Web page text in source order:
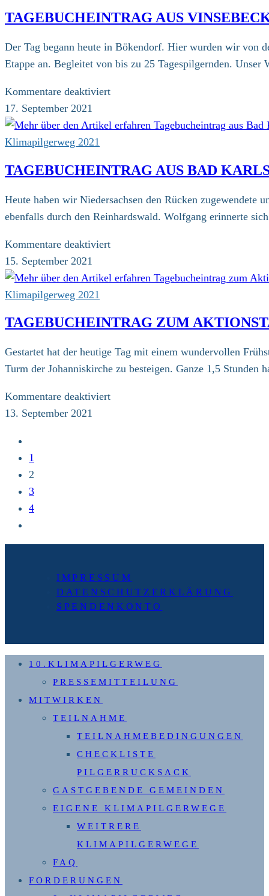
TAGEBUCHEINTRAG AUS
Der Tag begann heute in Bökendorf. Hier wurden wir von
Etappe an. Begleitet von bis zu 25 Tagespilgernden.
Kommentare deaktiviertfür
aus
17. September 2021
Klimapilgerweg 2021
TAGEBUCHEINTRAG AUS BAD
Heute haben wir Niedersachsen den Rücken
ebenfalls durch den Reinhardswald. Wolfgang erinnerte
Kommentare deaktiviertfür
aus
15. September 2021
Klimapilgerweg 2021
TAGEBUCHEINTRAG ZUM
Gestartet hat der heutige Tag mit einem wundervollen
Turm der Johanniskirche zu besteigen. Ganze 1,5
Kommentare deaktiviertfür
13. September 2021
vorherigen
Seite
1
2
3
4
nächsten
IMPRESSUM
DATENSCHUTZERKLÄRUNG
SPENDENKONTO
10.KLIMAPILGERWEG
PRESSEMITTEILUNG
MITWIRKEN
TEILNAHME
TEILNAHMEBEDINGUNGEN
CHECKLISTE
PILGERRUCKSACK
GASTGEBENDE GEMEINDEN
EIGENE KLIMAPILGERWEGE
WEITRERE
KLIMAPILGERWEGE
FAQ
FORDERUNGEN